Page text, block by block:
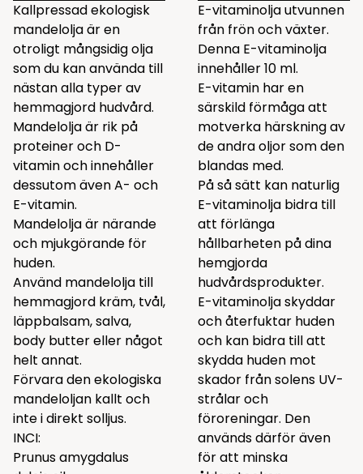
Kallpressad ekologisk
mandelolja är en
otroligt mångsidig olja
som du kan använda till
nästan alla typer av
hemmagjord hudvård.
Mandelolja är rik på
proteiner och D-
vitamin och innehåller
dessutom även A- och
E-vitamin.
Mandelolja är närande
och mjukgörande för
huden.
Använd mandelolja till
hemmagjord kräm, tvål,
läppbalsam, salva,
body butter eller något
helt annat.
Förvara den ekologiska
mandeloljan kallt och
inte i direkt solljus.
INCI:
Prunus amygdalus
E-vitaminolja utvunnen
från frön och växter.
Denna E-vitaminolja
innehåller 10 ml.
E-vitamin har en
särskild förmåga att
motverka härskning av
de andra oljor som den
blandas med.
På så sätt kan naturlig
E-vitaminolja bidra till
att förlänga
hållbarheten på dina
hemgjorda
hudvårdsprodukter.
E-vitaminolja skyddar
och återfuktar huden
och kan bidra till att
skydda huden mot
skador från solens UV-
strålar och
föroreningar. Den
används därför även
för att minska